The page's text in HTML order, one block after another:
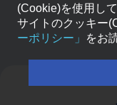
(Cookie)を使用して
サイトのクッキー
ーポリシー」
をお